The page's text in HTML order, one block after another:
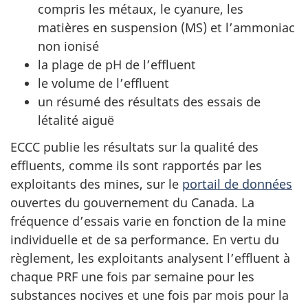
compris les métaux, le cyanure, les
matières en suspension (MS) et l’ammoniac
non ionisé
la plage de pH de l’effluent
le volume de l’effluent
un résumé des résultats des essais de
létalité aiguë
ECCC publie les résultats sur la qualité des
effluents, comme ils sont rapportés par les
exploitants des mines, sur le portail de données
ouvertes du gouvernement du Canada. La
fréquence d’essais varie en fonction de la mine
individuelle et de sa performance. En vertu du
règlement, les exploitants analysent l’effluent à
chaque PRF une fois par semaine pour les
substances nocives et une fois par mois pour la